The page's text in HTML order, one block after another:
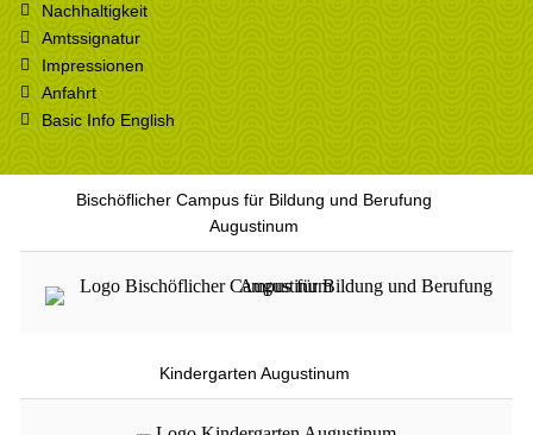
Nachhaltigkeit
Amtssignatur
Impressionen
Anfahrt
Basic Info English
Bischöflicher Campus für Bildung und Berufung
Augustinum
Kindergarten Augustinum